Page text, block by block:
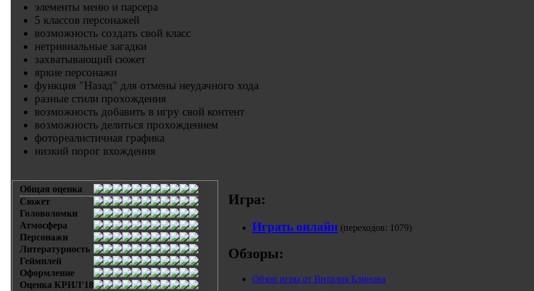
элементы меню и парсера
5 классов персонажей
возможность создать свой класс
нетривиальные загадки
захватывающий сюжет
яркие персонажи
функция "Назад" для отмены неудачного хода
разные стили прохождения
возможность добавить в игру свой контент
возможность делиться прохождением
фотореалистичная графика
низкий порог вхождения
Общая оценка
Сюжет
Головоломки
Атмосфера
Персонажи
Литературность
Геймплей
Оформление
Оценка КРИЛ'18
Игра:
Играть онлайн (переходов: 1079)
Обзоры:
Обзор игры от Виталия Блинова